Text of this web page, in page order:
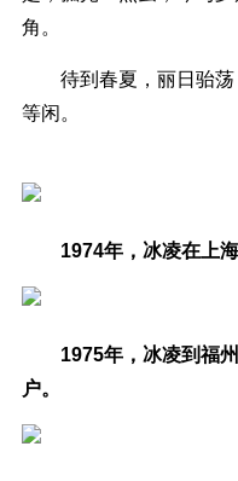
角。
待到春夏，丽日骀
等闲。
1974年，冰凌在上
1975年，冰凌到福
户。